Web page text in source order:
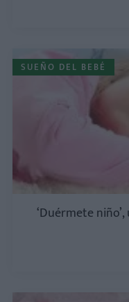
SUEÑO DEL BEBÉ
‘Duérmete